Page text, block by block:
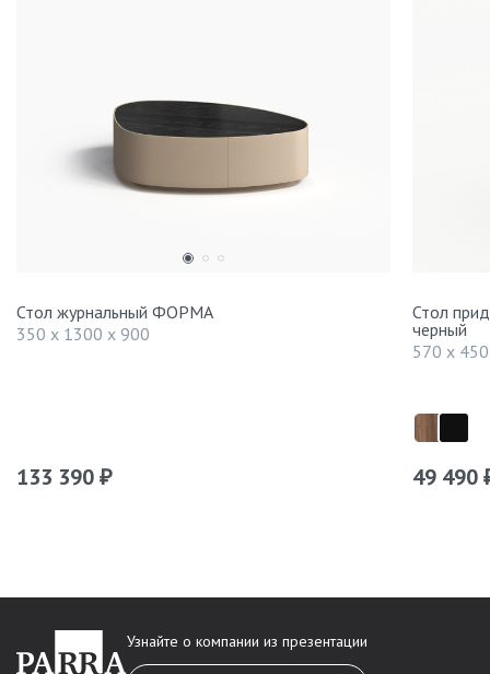
Стол журнальный ФОРМА
350 x 1300 x 900
133 390 ₽
Стол
черный
570 x
49 490
Узнайте о компании из презентации